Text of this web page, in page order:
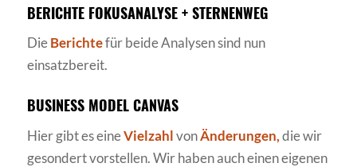
BERICHTE FOKUSANALYSE + STERNENWEG
DieBerichtefür beide Analysen sind nun
einsatzbereit.
BUSINESS MODEL CANVAS
Hier gibt es eineVielzahlvonÄnderungen,die wir
gesondert vorstellen. Wir haben auch einen eigenen